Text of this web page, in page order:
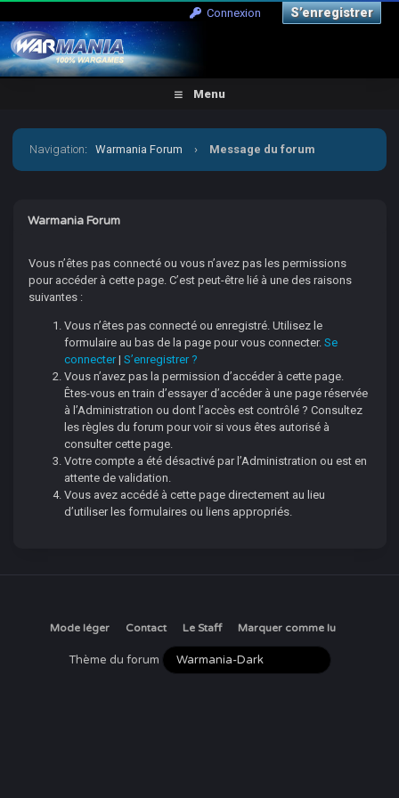
Connexion S’enregistrer
Menu
Navigation:Warmania Forum › Message du forum
Warmania Forum
Vous n’êtes pas connecté ou vous n’avez pas les permissions
pour accéder à cette page. C’est peut-être lié à une des raisons
suivantes :
Vous n’êtes pas connecté ou enregistré. Utilisez le
formulaire au bas de la page pour vous connecter.Se
connecter|S’enregistrer ?
Vous n’avez pas la permission d’accéder à cette page.
Êtes-vous en train d’essayer d’accéder à une page réservée
à l’Administration ou dont l’accès est contrôlé ? Consultez
les règles du forum pour voir si vous êtes autorisé à
consulter cette page.
Votre compte a été désactivé par l’Administration ou est en
attente de validation.
Vous avez accédé à cette page directement au lieu
d’utiliser les formulaires ou liens appropriés.
Mode léger Contact Le Staff Marquer comme lu
Thème du forum